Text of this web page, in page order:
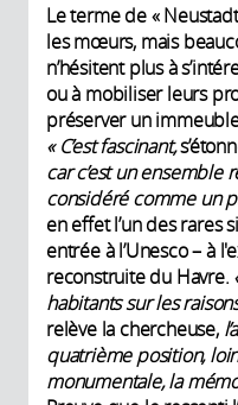
Le terme de «
les mœurs, mais
n’hésitent plus à
ou à mobiliser leurs
préserver un
« C’est fascinant,
car c’est un
considéré comme un
en effet l’un des rares
entrée à l’Unesco – à
reconstruite du Havre.
habitants sur les
relève la chercheuse,
quatrième position,
monumentale, la